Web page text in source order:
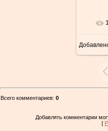
Всего комментариев: 0
Добавлять комментарии
[